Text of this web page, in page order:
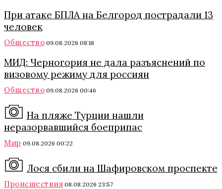
При атаке БПЛА на Белгород пострадали 13
человек
Общество 09.08.2026 08:18
МИД: Черногория не дала разъяснений по
визовому режиму для россиян
Общество 09.08.2026 00:46
На пляже Турции нашли
неразорвавшийся боеприпас
Мир 09.08.2026 00:22
Лося сбили на Шафировском проспекте
Происшествия 08.08.2026 23:57